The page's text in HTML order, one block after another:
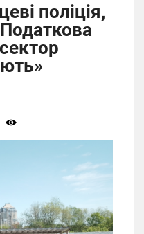
поліція,